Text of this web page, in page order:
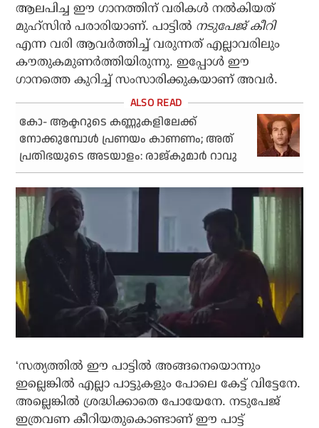
ആലപിച്ച ഈ ഗാനത്തിന് വരികള്‍ നല്‍കിയത്
മുഹ്‌സിന്‍ പരാരിയാണ്. പാട്ടില്‍ നടുപേജ് കീറി
എന്ന വരി ആവര്‍ത്തിച്ച് വരുന്നത് എല്ലാവരിലും
കൗതുകമുണര്‍ത്തിയിരുന്നു. ഇപ്പോള്‍ ഈ
ഗാനത്തെ കുറിച്ച് സംസാരിക്കുകയാണ് അവര്‍.
കോ- ആക്ടറുടെ കണ്ണുകളിലേക്ക്
നോക്കുമ്പോൾ പ്രണയം കാണണം; അത്
പ്രതിഭയുടെ അടയാളം: രാജ്കുമാർ റാവു
‘സത്യത്തില്‍ ഈ പാട്ടില്‍ അങ്ങനെയൊന്നും
ഇല്ലെങ്കില്‍ എല്ലാ പാട്ടുകളും പോലെ കേട്ട് വിട്ടേനേ.
അല്ലെങ്കില്‍ ശ്രദ്ധിക്കാതെ പോയേനേ. നടുപേജ്
ഇത്രവണ കീറിയതുകൊണ്ടാണ് ഈ പാട്ട്